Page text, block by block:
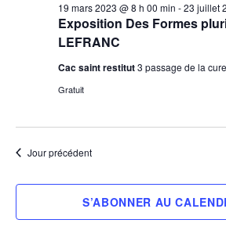
Exposition Des Formes
LEFRANC
19 mars 2023 @ 8 h 00 min -23 juillet
Cac saint restitut3 passage de la
Gratuit
Jour précédent
S’ABONNER AU